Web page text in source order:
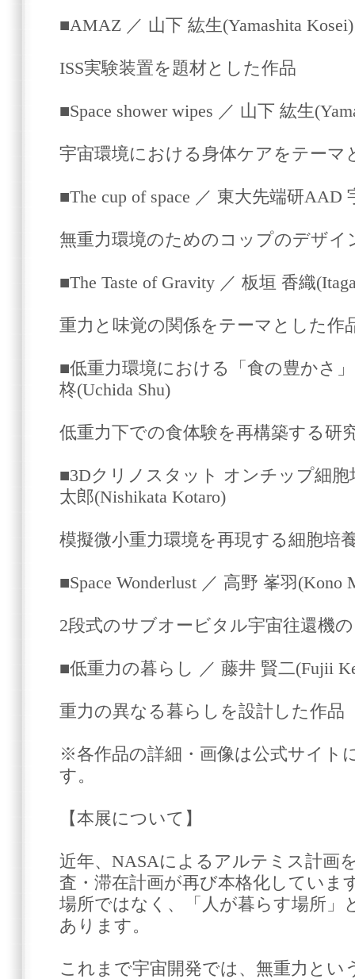
■AMAZ ／ 山下 紘生(Yamashita Kosei)
ISS実験装置を題材とした作品
■Space shower wipes ／ 山下 紘生
宇宙環境における身体ケアをテーマ
■The cup of space ／ 東大先端研
無重力環境のためのコップのデザイ
■The Taste of Gravity ／ 板垣 香織
重力と味覚の関係をテーマとした作
■低重力環境における「食の豊かさ
柊(Uchida Shu)
低重力下での食体験を再構築する研
■3Dクリノスタット オンチップ細
太郎(Nishikata Kotaro)
模擬微小重力環境を再現する細胞培
■Space Wonderlust ／ 高野 峯羽(Kono
2段式のサブオービタル宇宙往還機
■低重力の暮らし ／ 藤井 賢二(Fujii
重力の異なる暮らしを設計した作品
※各作品の詳細・画像は公式サイト
す。
【本展について】
近年、NASAによるアルテミス計画
査・滞在計画が再び本格化していま
場所ではなく、「人が暮らす場所」
あります。
これまで宇宙開発では、無重力とい